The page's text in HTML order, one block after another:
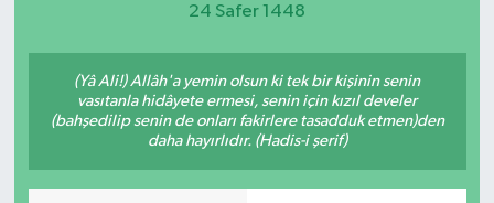
24 Safer 1448
(Yâ Ali!) Allâh'a yemin olsun ki tek bir kişinin senin
vasıtanla hidâyete ermesi, senin için kızıl develer
(bahşedilip senin de onları fakirlere tasadduk etmen)den
daha hayırlıdır. (Hadis-i şerif)